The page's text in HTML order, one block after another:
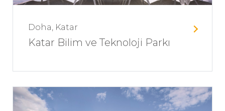
Doha, Katar
Katar Bilim ve Teknoloji Parkı